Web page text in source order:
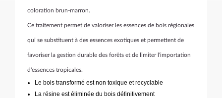
coloration brun-marron.
Ce traitement permet de valoriser les essences de bois régionales
qui se substituent à des essences exotiques et permettent de
favoriser la gestion durable des forêts et de limiter l'importation
d'essences tropicales.
Le bois transformé est non toxique et recyclable
La résine est éliminée du bois définitivement